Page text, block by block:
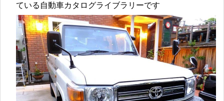
ている自動車カタログライブラリーです